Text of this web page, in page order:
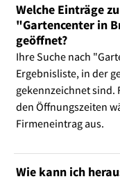
Welche Einträge
"Gartencenter in
geöffnet?
Ihre Suche nach
Ergebnisliste, in der
gekennzeichnet
den Öffnungszeiten
Firmeneintrag aus.
Wie kann ich